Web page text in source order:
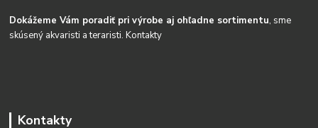
Dokážeme Vám poradiť pri výrobe aj ohľadne sortimentu, sme
skúsený akvaristi a teraristi.Kontakty
Kontakty